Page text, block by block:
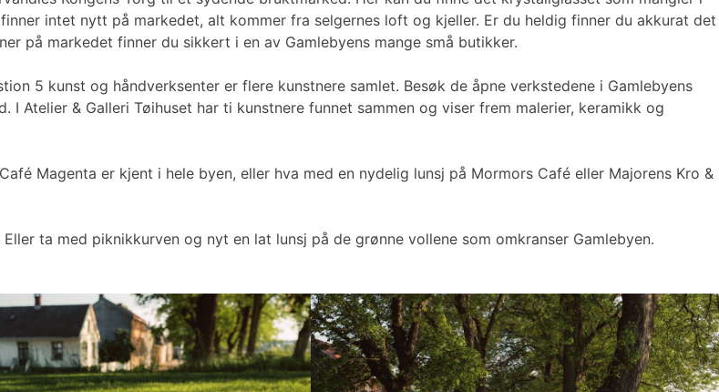
intet nytt på markedet, alt kommer fra selgernes loft og kjeller. Er du heldig finner du akkurat det
på markedet finner du sikkert i en av Gamlebyens mange små butikker.
5 kunst og håndverksenter er flere kunstnere samlet. Besøk de åpne verkstedene i Gamlebyens
Atelier & Galleri Tøihuset har ti kunstnere funnet sammen og viser frem malerier, keramikk og
Magenta er kjent i hele byen, eller hva med en nydelig lunsj på Mormors Café eller Majorens Kro &
ta med piknikkurven og nyt en lat lunsj på de grønne vollene som omkranser Gamlebyen.